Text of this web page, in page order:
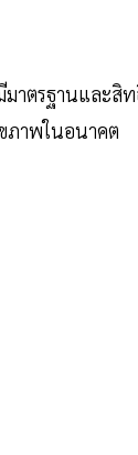
าตรฐานและสิ
ภาพในอนาคต